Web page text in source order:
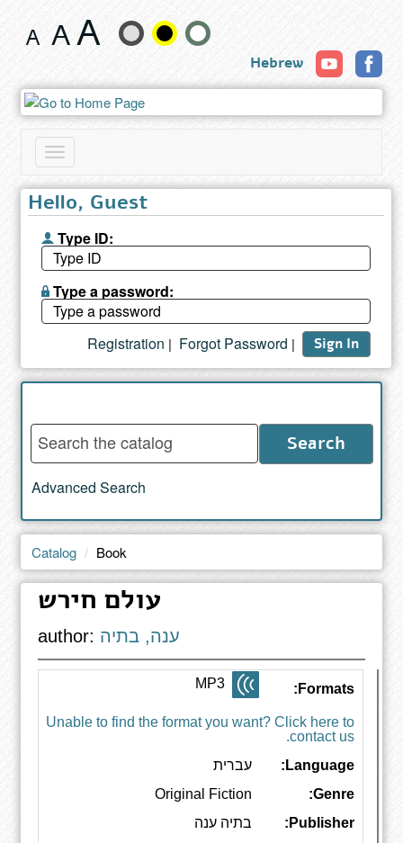
Change
size
and
color
Hebrew
Toggle
navigation
Hello, Guest
Type ID:
Type a password:
Sign In
|
Forgot Password
|
Registration
Enter
words
to
search
catalog
Search
Advanced Search
Catalog Book
עולם חירש
author: ענה, בתיה
Formats:
Unable to find the format you want? Click here to
contact us.
Language:
עברית
Genre:
Original Fiction
Publisher:
בתיה ענה